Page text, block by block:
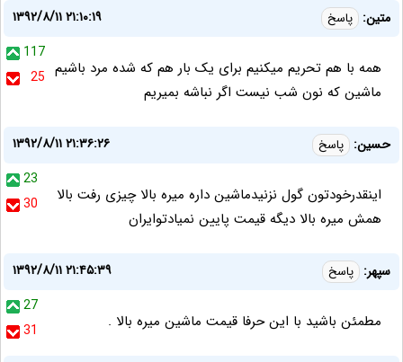
متین: پاسخ
۱۳۹۲/۸/۱۱ ۲۱:۱۰:۱۹
117
25 همه با هم تحریم میکنیم برای یک بار هم که شده مرد باشیم
ماشین که نون شب نیست اگر نباشه بمیریم
حسین: پاسخ
۱۳۹۲/۸/۱۱ ۲۱:۳۶:۲۶
23
30
اینقدرخودتون گول نزنیدماشین داره میره بالا چیزی رفت بالا
همش میره بالا دیگه قیمت پایین نمیادتوایران
سپهر: پاسخ
۱۳۹۲/۸/۱۱ ۲۱:۴۵:۳۹
27
31
مطمئن باشید با این حرفا قیمت ماشین میره بالا .